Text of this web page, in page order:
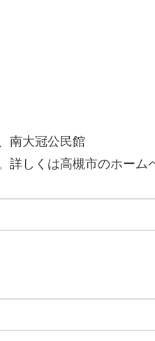
南大冠公民館
詳しくは高槻市のホーム